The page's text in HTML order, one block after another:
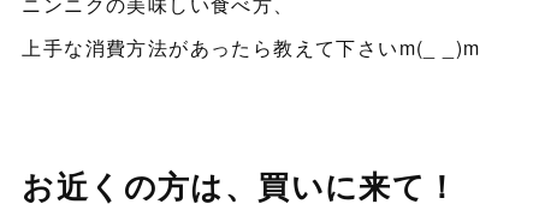
上手な消費方法があったら教えて下さいm(_ _)m
お近くの方は、買いに来て！